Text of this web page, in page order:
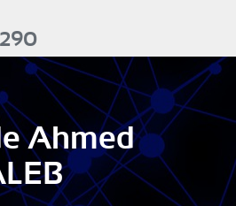
Ahmed